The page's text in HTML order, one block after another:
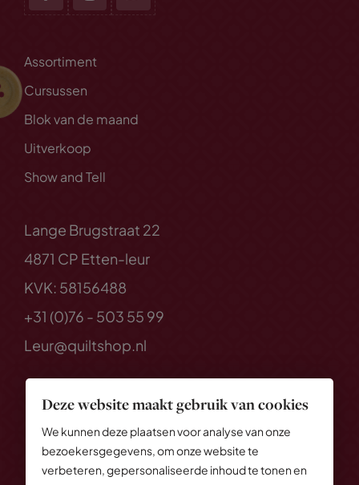
Deze website maakt gebruik van cookies
We kunnen deze plaatsen voor analyse van onze
bezoekersgegevens, om onze website te
verbeteren, gepersonaliseerde inhoud te tonen en
Assortiment
Cursussen
Blok van de maand
Uitverkoop
Show and Tell
Lange Brugstraat 22
4871 CP Etten-leur
KVK: 58156488
+31 (0)76 - 503 55 99
Leur@quiltshop.nl